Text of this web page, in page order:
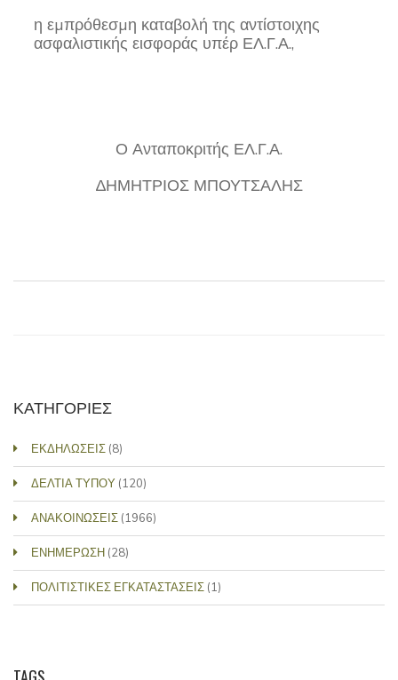
η εµπρόθεσµη καταβολή της αντίστοιχης
ασφαλιστικής εισφοράς υπέρ ΕΛ.Γ.Α.,
Ο Ανταποκριτής ΕΛ.Γ.Α.
∆ΗΜΗΤΡΙΟΣ ΜΠΟΥΤΣΑΛΗΣ
ΚΑΤΗΓΟΡΙΕΣ
ΕΚΔΗΛΩΣΕΙΣ (8)
ΔΕΛΤΙΑ ΤΥΠΟΥ (120)
ΑΝΑΚΟΙΝΩΣΕΙΣ (1966)
ΕΝΗΜΕΡΩΣΗ (28)
ΠΟΛΙΤΙΣΤΙΚΕΣ ΕΓΚΑΤΑΣΤΑΣΕΙΣ (1)